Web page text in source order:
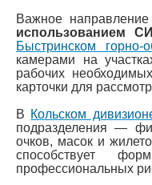
Важное
использованием
Быстринском горно-
камерами на
рабочих
карточки для
В Кольском
подразделения —
очков, масок и
способствует
профессиональных